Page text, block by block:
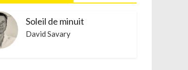
Soleil de minuit
David Savary